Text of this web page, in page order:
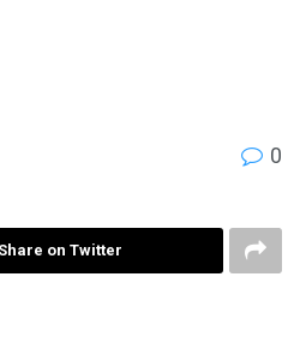
0
Share on Twitter